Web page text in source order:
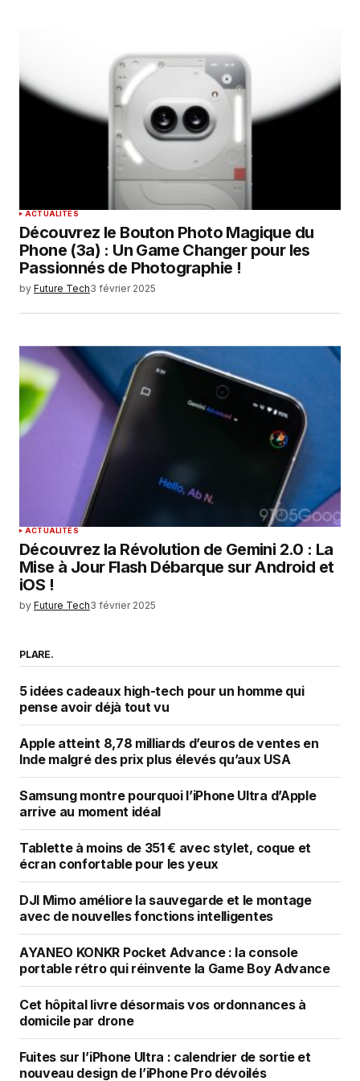
ACTUALITÉS
Découvrez le Bouton Photo Magique du
Phone (3a) : Un Game Changer pour les
Passionnés de Photographie !
by Future Tech3 février 2025
ACTUALITÉS
Découvrez la Révolution de Gemini 2.0 : La
Mise à Jour Flash Débarque sur Android et
iOS !
by Future Tech3 février 2025
PLARE.
5 idées cadeaux high-tech pour un homme qui
pense avoir déjà tout vu
Apple atteint 8,78 milliards d’euros de ventes en
Inde malgré des prix plus élevés qu’aux USA
Samsung montre pourquoi l’iPhone Ultra d’Apple
arrive au moment idéal
Tablette à moins de 351 € avec stylet, coque et
écran confortable pour les yeux
DJI Mimo améliore la sauvegarde et le montage
avec de nouvelles fonctions intelligentes
AYANEO KONKR Pocket Advance : la console
portable rétro qui réinvente la Game Boy Advance
Cet hôpital livre désormais vos ordonnances à
domicile par drone
Fuites sur l’iPhone Ultra : calendrier de sortie et
nouveau design de l’iPhone Pro dévoilés